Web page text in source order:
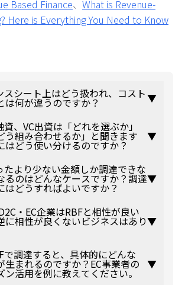
Based Finance、 What is Revenue-
Here is Everything You Need to Know
スシート上はどう扱われ、コスト
は何が違うのですか？
▼
、VC出資は「どれを選ぶか」
う組み合わせるか」と聞きます
はどう使い分けるのですか？
▼
たより少ない金額しか調達できな
るのはどんなケースですか？調達
はどうすればよいですか？
▼
・EC企業はRBFと相性が良い
に相性が良くないビジネスはあり▼
で調達すると、具体的にどんな
生まれるのですか？EC事業者の
ン活用を例に教えてください。
▼